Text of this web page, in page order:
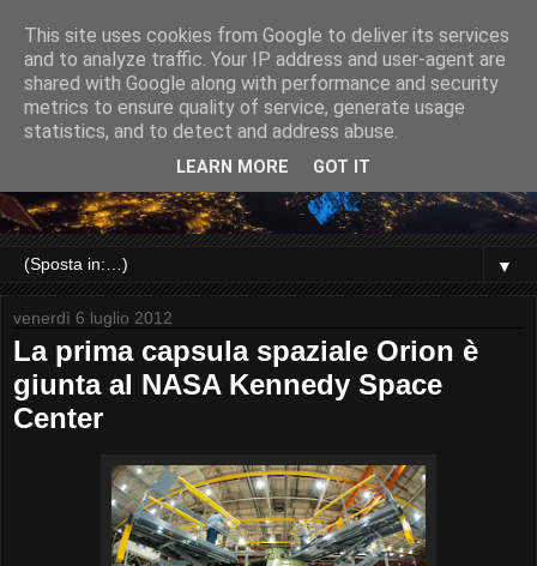
▼
venerdì 6 luglio 2012
La prima capsula spaziale Orion è
giunta al NASA Kennedy Space
Center
This site uses cookies from Google to deliver its services
and to analyze traffic. Your IP address and user-agent are
shared with Google along with performance and security
metrics to ensure quality of service, generate usage
statistics, and to detect and address abuse.
LEARN MORE GOT IT